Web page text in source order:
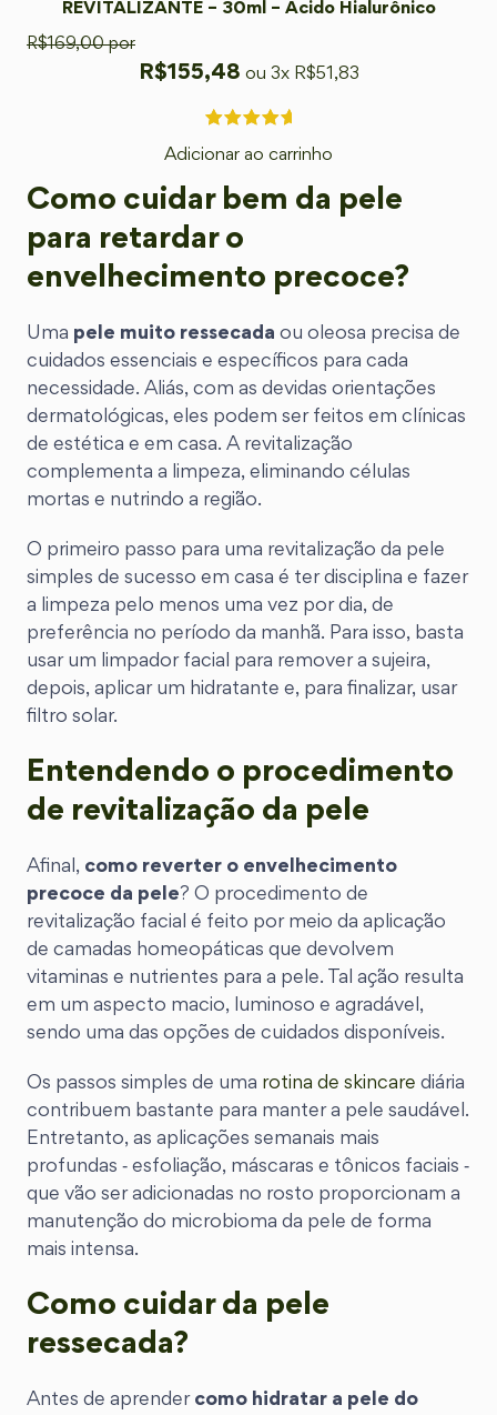
REVITALIZANTE – 30ml – Ácido Hialurônico
R$169,00por
R$155,48 ou 3x R$51,83
Adicionar ao carrinho
Como cuidar bem da pele
para retardar o
envelhecimento precoce?
Uma pele muito ressecada ou oleosa precisa de
cuidados essenciais e específicos para cada
necessidade. Aliás, com as devidas orientações
dermatológicas, eles podem ser feitos em clínicas
de estética e em casa. A revitalização
complementa a limpeza, eliminando células
mortas e nutrindo a região.
O primeiro passo para uma revitalização da pele
simples de sucesso em casa é ter disciplina e fazer
a limpeza pelo menos uma vez por dia, de
preferência no período da manhã. Para isso, basta
usar um limpador facial para remover a sujeira,
depois, aplicar um hidratante e, para finalizar, usar
filtro solar.
Entendendo o procedimento
de revitalização da pele
Afinal, como reverter o envelhecimento
precoce da pele? O procedimento de
revitalização facial é feito por meio da aplicação
de camadas homeopáticas que devolvem
vitaminas e nutrientes para a pele. Tal ação resulta
em um aspecto macio, luminoso e agradável,
sendo uma das opções de cuidados disponíveis.
Os passos simples de uma rotina de skincare diária
contribuem bastante para manter a pele saudável.
Entretanto, as aplicações semanais mais
profundas ‐ esfoliação, máscaras e tônicos faciais ‐
que vão ser adicionadas no rosto proporcionam a
manutenção do microbioma da pele de forma
mais intensa.
Como cuidar da pele
ressecada?
Antes de aprender como hidratar a pele do